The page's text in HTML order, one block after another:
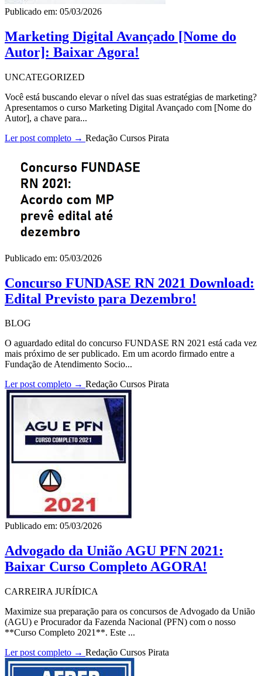
Publicado em: 05/03/2026
Marketing Digital Avançado [Nome do
Autor]: Baixar Agora!
UNCATEGORIZED
Você está buscando elevar o nível das suas estratégias de marketing?
Apresentamos o curso Marketing Digital Avançado com [Nome do
Autor], a chave para...
Ler post completo → Redação Cursos Pirata
Publicado em: 05/03/2026
Concurso FUNDASE RN 2021 Download:
Edital Previsto para Dezembro!
BLOG
O aguardado edital do concurso FUNDASE RN 2021 está cada vez
mais próximo de ser publicado. Em um acordo firmado entre a
Fundação de Atendimento Socio...
Ler post completo → Redação Cursos Pirata
Publicado em: 05/03/2026
Advogado da União AGU PFN 2021:
Baixar Curso Completo AGORA!
CARREIRA JURÍDICA
Maximize sua preparação para os concursos de Advogado da União
(AGU) e Procurador da Fazenda Nacional (PFN) com o nosso
**Curso Completo 2021**. Este ...
Ler post completo → Redação Cursos Pirata